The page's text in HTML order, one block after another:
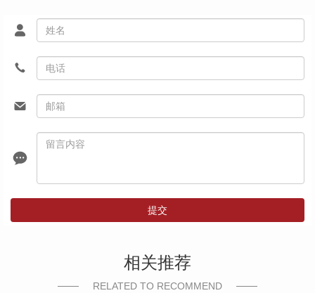
提交
相关推荐
RELATED TO RECOMMEND